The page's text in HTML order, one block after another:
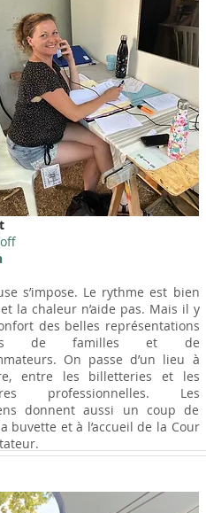
s’impose. Le rythme est bien
la chaleur n’aide pas. Mais il y
des belles représentations
de familles et de
On passe d’un lieu à
entre les billetteries et les
professionnelles. Les
donnent aussi un coup de
buvette et à l’accueil de la Cour